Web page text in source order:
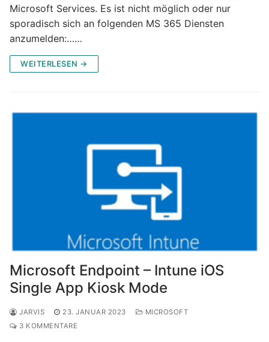
Microsoft Services. Es ist nicht möglich oder nur
sporadisch sich an folgenden MS 365 Diensten
anzumelden:……
WEITERLESEN →
Microsoft Endpoint – Intune iOS
Single App Kiosk Mode
JARVIS 23. JANUAR 2023
MICROSOFT
3 KOMMENTARE